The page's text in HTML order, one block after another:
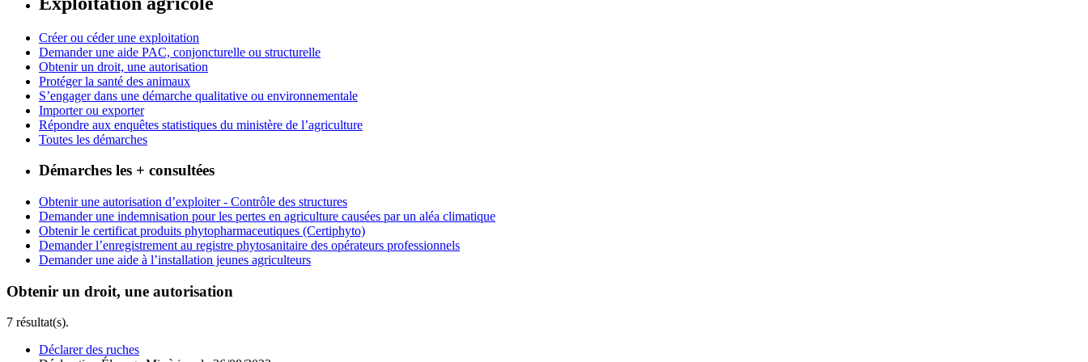
Créer ou céder une exploitation
Demander une aide PAC, conjoncturelle ou structurelle
Obtenir un droit, une autorisation
Protéger la santé des animaux
S’engager dans une démarche qualitative ou environnementale
Importer ou exporter
Répondre aux enquêtes statistiques du ministère de l’agriculture
Toutes les démarches
Démarches les + consultées
Obtenir une autorisation d’exploiter - Contrôle des structures
Demander une indemnisation pour les pertes en agriculture causées par un aléa climatique
Obtenir le certificat produits phytopharmaceutiques (Certiphyto)
Demander l’enregistrement au registre phytosanitaire des opérateurs professionnels
Demander une aide à l’installation jeunes agriculteurs
Obtenir un droit, une autorisation
7 résultat(s).
Déclarer des ruches